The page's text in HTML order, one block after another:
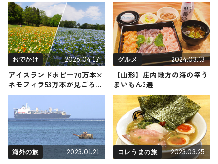
おでかけ 2026.04.17
アイスランドポピー70万本×
ネモフィラ53万本が見ごろ！
弾けるビタミンカラーと空色
ブルーが織りなす春の花絨毯
を『国営武蔵丘陵森林公園』
で5月初旬まで楽しめる / 埼
玉県
グルメ 2024.03.13
【山形】庄内地方の海の幸う
まいもん3選
海外の旅 2023.01.21 コレうまの旅 2023.03.25